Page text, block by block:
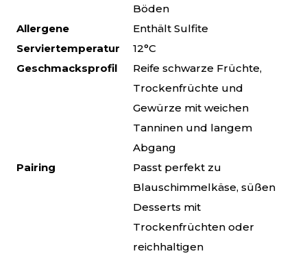
Böden
Allergene
Enthält Sulfite
Serviertemperatur
12°C
Geschmacksprofil
Reife schwarze Früchte,
Trockenfrüchte und
Gewürze mit weichen
Tanninen und langem
Abgang
Pairing
Passt perfekt zu
Blauschimmelkäse, süßen
Desserts mit
Trockenfrüchten oder
reichhaltigen